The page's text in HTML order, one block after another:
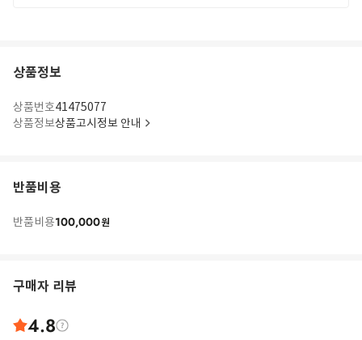
featuring jacquard G monogram motif, fringed edge and lightweight
construction. Conscious: This product contains organic wool where the
farming and manufacturing process restricts the use of chemicals,
eliminates pesticides or artificial fertilisers and incorporates methods
상품정보
상품번호41475077
상품정보상품고시정보 안내
반품비용
반품비용100,000원
구매자 리뷰
4.8